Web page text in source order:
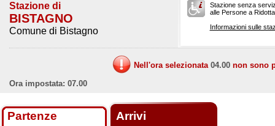
Stazione di
BISTAGNO
Comune di Bistagno
Stazione senza
alle Persone a
Informazioni sulle
Nell'ora selezionata 04.00 non sono
Ora impostata: 07.00
Partenze Arrivi